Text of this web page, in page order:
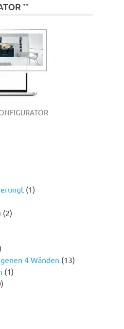
**
(1)
(2)
4 Wänden (13)
(1)